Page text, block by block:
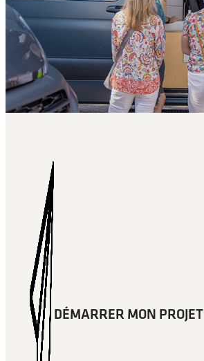
DÉMARRER MON PROJET